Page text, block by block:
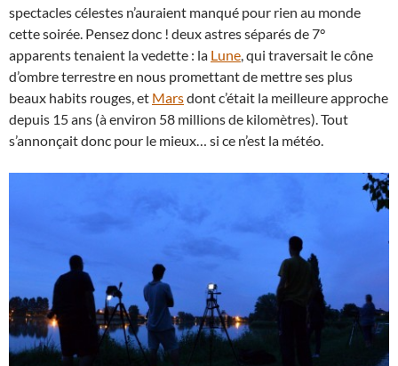
spectacles célestes n’auraient manqué pour rien au monde
cette soirée. Pensez donc ! deux astres séparés de 7°
apparents tenaient la vedette : la Lune, qui traversait le cône
d’ombre terrestre en nous promettant de mettre ses plus
beaux habits rouges, et Marsdont c’était la meilleure approche
depuis 15 ans (à environ 58 millions de kilomètres). Tout
s’annonçait donc pour le mieux… si ce n’est la météo.